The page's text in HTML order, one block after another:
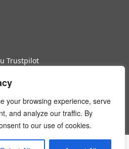
your browsing experience, serve
and analyze our traffic. By
to our use of cookies.
Trustpilot